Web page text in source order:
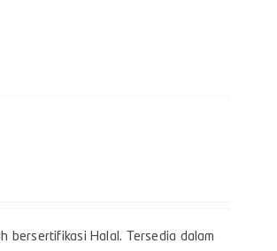
bersertifikasi Halal. Tersedia dalam